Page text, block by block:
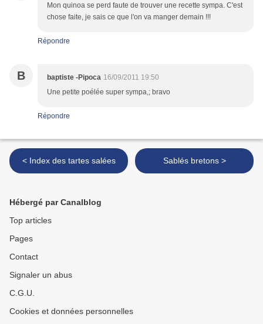
Mon quinoa se perd faute de trouver une recette sympa. C'est
chose faite, je sais ce que l'on va manger demain !!!
Répondre
B baptiste -Pipoca 16/09/2011 19:50
Une petite poélée super sympa,; bravo
Répondre
< Index des tartes salées Sablés bretons >
Hébergé par Canalblog
Top articles
Pages
Contact
Signaler un abus
C.G.U.
Cookies et données personnelles